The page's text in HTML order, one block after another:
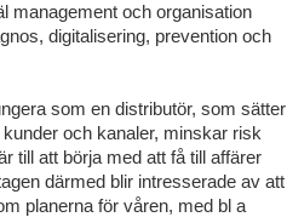
management och organisation
digitalisering, prevention och
som en distributör, som sätter
och kanaler, minskar risk
till att börja med att få till affärer
därmed blir intresserade av att
planerna för våren, med bl a